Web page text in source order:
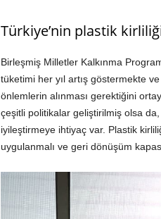
Türkiye’nin plastik
Birleşmiş Milletler Kalkınma
tüketimi her yıl artış göstermekte
önlemlerin alınması gerektiğini
çeşitli politikalar geliştirilmiş olsa
iyileştirmeye ihtiyaç var. Plastik
uygulanmalı ve geri dönüşüm